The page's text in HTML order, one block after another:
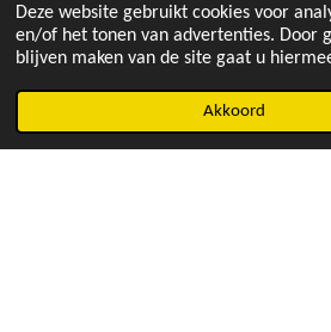
Deze website gebruikt cookies voor
en/of het tonen van advertenties. Door
blijven maken van de site gaat u
AkkoordFacebook